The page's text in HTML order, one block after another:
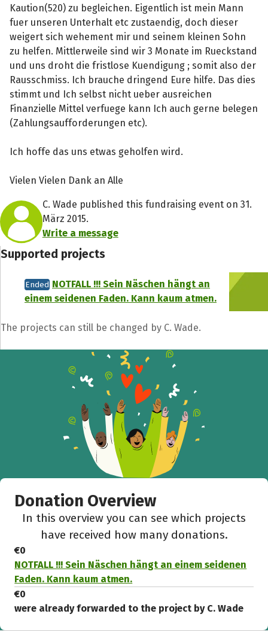
Kaution(520) zu begleichen. Eigentlich ist mein Mann
fuer unseren Unterhalt etc zustaendig, doch dieser
weigert sich wehement mir und seinem kleinen Sohn
zu helfen. Mittlerweile sind wir 3 Monate im Rueckstand
und uns droht die fristlose Kuendigung ; somit also der
Rausschmiss. Ich brauche dringend Eure hilfe. Das dies
stimmt und Ich selbst nicht ueber ausreichen
Finanzielle Mittel verfuege kann Ich auch gerne belegen
(Zahlungsaufforderungen etc).
Ich hoffe das uns etwas geholfen wird.
Vielen Vielen Dank an Alle
C. Wade published this fundraising event on 31.
März 2015.
Write a message
Supported projects
Ended NOTFALL !!! Sein Näschen hängt an
einem seidenen Faden. Kann kaum atmen.
The projects can still be changed by C. Wade.
Donation Overview
In this overview you can see which projects
have received how many donations.
€0
NOTFALL !!! Sein Näschen hängt an einem seidenen
Faden. Kann kaum atmen.
€0
were already forwarded to the project by C. Wade